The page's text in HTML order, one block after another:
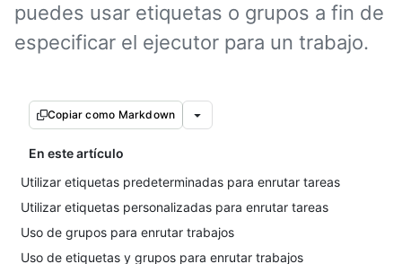
puedes usar etiquetas o grupos a fin de
especificar el ejecutor para un trabajo.
Copiar como Markdown
En este artículo
Utilizar etiquetas predeterminadas para enrutar tareas
Utilizar etiquetas personalizadas para enrutar tareas
Uso de grupos para enrutar trabajos
Uso de etiquetas y grupos para enrutar trabajos